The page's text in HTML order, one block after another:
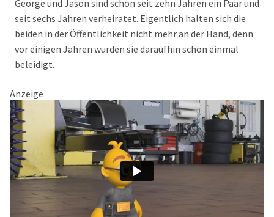
George und Jason sind schon seit zehn Jahren ein Paar und
seit sechs Jahren verheiratet. Eigentlich halten sich die
beiden in der Öffentlichkeit nicht mehr an der Hand, denn
vor einigen Jahren wurden sie daraufhin schon einmal
beleidigt.
Anzeige